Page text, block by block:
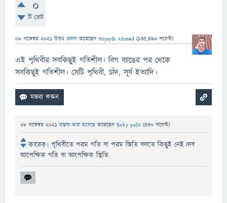
0
টি ভোট
08 নভেম্বর 2021 উত্তর প্রদান করেছেন Hojayfa Ahmed (135,490 পয়েন্ট)
এই পৃথিবীর সবকিছুই গতিশীল। বিগ ব্যাঙের পর থেকে
সবকিছুই গতিশীল। সেটি পৃথিবী, চাঁদ, সূর্য ইত্যাদি।
08 নভেম্বর 2021 মন্তব্য করা হয়েছেকরেছেন Roky palit (550 পয়েন্ট)
কারেক্। পৃথিবীতে পরম গতি বা পরম স্তিতি বলতে কিছুই নেই।সব
আপেক্ষিক গতি বা আপেক্ষিক স্থিতি